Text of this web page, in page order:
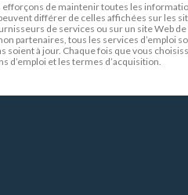
efforçons de maintenir toutes les
différer de celles affichées sur les
de services ou sur un site Web
partenaires, tous les services d’emploi
soient à jour. Chaque fois que vous
d’emploi et les termes d’acquisition.